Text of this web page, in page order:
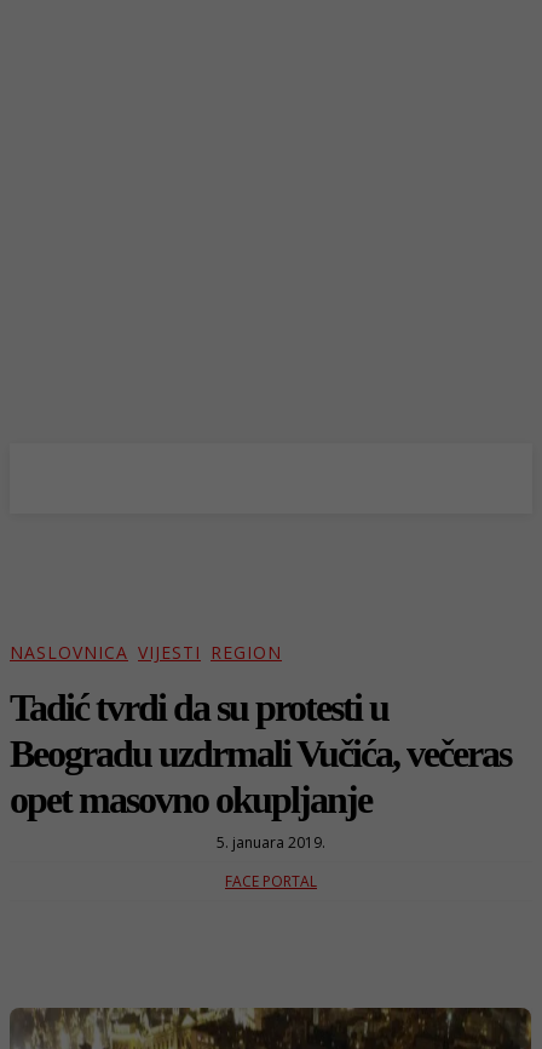
NASLOVNICA VIJESTI REGION
Tadić tvrdi da su protesti u
Beogradu uzdrmali Vučića, večeras
opet masovno okupljanje
5. januara 2019.
FACE PORTAL